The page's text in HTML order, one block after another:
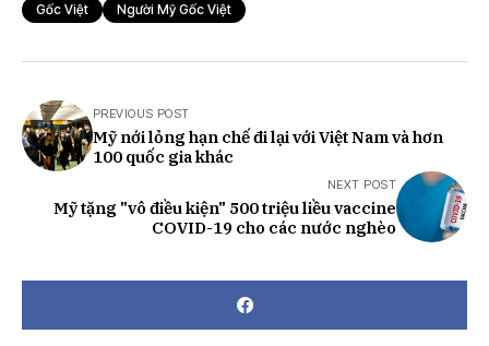
Gốc Việt Người Mỹ Gốc Việt
PREVIOUS POST
Mỹ nới lỏng hạn chế đi lại với Việt Nam và hơn
100 quốc gia khác
NEXT POST
Mỹ tặng "vô điều kiện" 500 triệu liều vaccine
COVID-19 cho các nước nghèo